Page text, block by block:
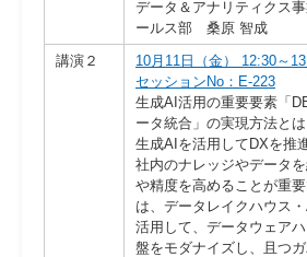
データ＆アナリティクス
ールス部 桑原 智成
講演２
10月11日（金） 12:30～
セッションNo：E-223
生成AI活用の重要要素「
ータ統合」の実現方法とは
生成AIを活用してDXを推
社内のナレッジやデータ
や精度を高めることが重
は、データレイクハウス
活用して、データウェア
盤をモダナイズし、且つ